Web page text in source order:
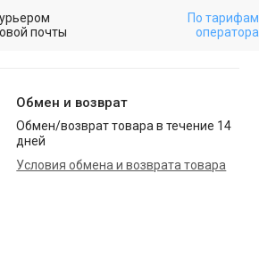
почты
По тарифам
оператора
Обмен и возврат
Обмен/возврат товара в течение 14
дней
Условия обмена и возврата товара